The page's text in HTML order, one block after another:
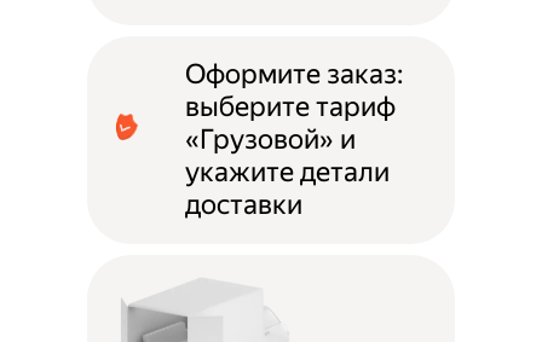
Оформите заказ:
выберите тариф
«Грузовой» и
укажите детали
доставки